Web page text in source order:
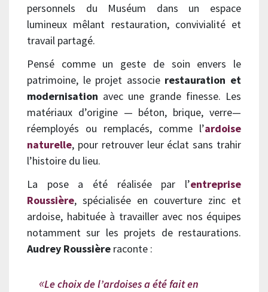
personnels du Muséum dans un espace
lumineux mêlant restauration, convivialité et
travail partagé.
Pensé comme un geste de soin envers le
patrimoine, le projet associe restauration et
modernisation avec une grande finesse. Les
matériaux d’origine — béton, brique, verre—
réemployés ou remplacés, comme l’ardoise
naturelle, pour retrouver leur éclat sans trahir
l’histoire du lieu.
La pose a été réalisée par l’entreprise
Roussière, spécialisée en couverture zinc et
ardoise, habituée à travailler avec nos équipes
notamment sur les projets de restaurations.
Audrey Roussière raconte :
Le choix de l’ardoises a été fait en